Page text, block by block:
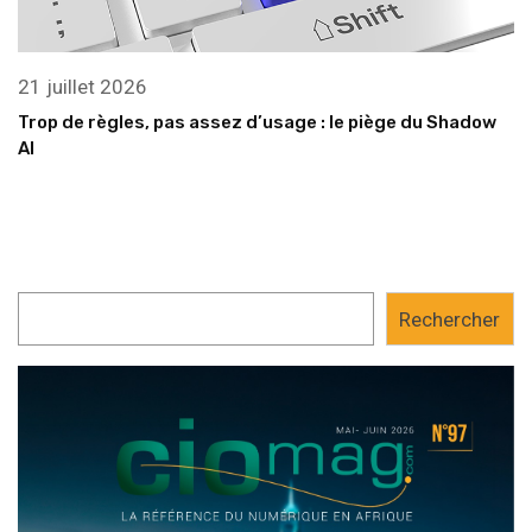
21 juillet 2026
Trop de règles, pas assez d’usage : le piège du Shadow
AI
Rechercher